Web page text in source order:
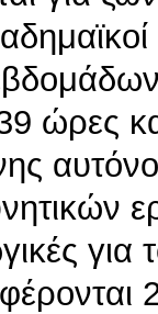
ώρες
για